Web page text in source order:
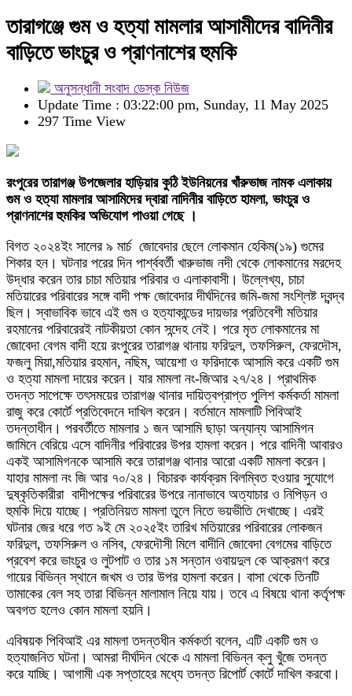
তারাগঞ্জে গুম ও হত্যা মামলার আসামীদের বাদিনীর
বাড়িতে ভাংচুর ও প্রাণনাশের হুমকি
অনুসন্ধানী সংবাদ ডেস্ক নিউজ
Update Time : 03:22:00 pm, Sunday, 11 May 2025
297 Time View
রংপুরের তারাগঞ্জ উপজেলার হাড়িয়ার কুঠি ইউনিয়নের খাঁরুভাজ নামক এলাকায়
গুম ও হত্যা মামলার আসামিদের দ্বারা নাদিনীর বাড়িতে হামলা, ভাংচুর ও
প্রাণনাশের হুমকির অভিযোগ পাওয়া গেছে ।
বিগত ২০২৪ইং সালের ৯ মার্চ জোবেদার ছেলে লোকমান হেকিম(১৯) গুমের
শিকার হন। ঘটনার পরের দিন পার্শ্ববর্তী খারুভাজ নদী থেকে লোকমানের মরদেহ
উদ্ধার করেন তার চাচা মতিয়ার পরিবার ও এলাকাবাসী। উল্লেখ্য, চাচা
মতিয়ারের পরিবারের সঙ্গে বাদী পক্ষ জোবেদার দীর্ঘদিনের জমি-জমা সংশ্লিষ্ট দ্বন্দ্ব
ছিল। স্বাভাবিক ভাবে এই গুম ও হত্যাকান্ডের দায়ভার প্রতিবেশী মতিয়ার
রহমানের পরিবারেরই নাটকীয়তা কোন সন্দেহ নেই। পরে মৃত লোকমানের মা
জোবেদা বেগম বাদী হয়ে রংপুরের তারাগঞ্জ থানায় ফরিদুল, তফসিরুল, ফেরদৌস,
ফজলু মিয়া,মতিয়ার রহমান, নছিম, আয়েশা ও ফরিদাকে আসামি করে একটি গুম
ও হত্যা মামলা দায়ের করেন। যার মামলা নং-জিআর ২৭/২৪। প্রাথমিক
তদন্ত সাপেক্ষে তৎসময়ের তারাগঞ্জ থানার দায়িত্বপ্রাপ্ত পুলিশ কর্মকর্তা মামলা
রাজু করে কোর্টে প্রতিবেদনে দাখিল করেন। বর্তমানে মামলাটি পিবিআই
তদন্তাধীন। পরবর্তীতে মামলার ১ জন আসামি ছাড়া অন্যান্য আসামিগন
জামিনে বেরিয়ে এসে বাদিনীর পরিবারের উপর হামলা করেন। পরে বাদিনী আবারও
একই আসামিগনকে আসামি করে তারাগঞ্জ থানার আরো একটি মামলা করেন।
যাহার মামলা নং জি আর ৭০/২৪। বিচারক কার্যক্রম বিলম্বিত হওয়ার সুযোগে
দুষ্কৃতিকারীরা বাদীপক্ষের পরিবারের উপরে নানাভাবে অত্যাচার ও নিপিড়ন ও
হুমকি দিয়ে যাচ্ছে। প্রতিনিয়ত মামলা তুলে নিতে ভয়ভীতি দেখাচ্ছে। এরই
ঘটনার জের ধরে গত ৯ই মে ২০২৫ইং তারিখ মতিয়ারের পরিবারের লোকজন
ফরিদুল, তফসিরুল ও নসিব, ফেরদৌসী মিলে বাদীনি জোবেদা বেগমের বাড়িতে
প্রবেশ করে ভাংচুর ও লুটপাট ও তার ১ম সন্তান ওবায়দুল কে আক্রমণ করে
গায়ের বিভিন্ন স্থানে জখম ও তার উপর হামলা করেন। বাসা থেকে তিনটি
তামাকের বেল সহ তারা বিভিন্ন মালামাল নিয়ে যায়। তবে এ বিষয়ে থানা কর্তৃপক্ষ
অবগত হলেও কোন মামলা হয়নি।
এবিষয়ক পিবিআই এর মামলা তদন্তধীন কর্মকর্তা বলেন, এটি একটি গুম ও
হত্যাজনিত ঘটনা। আমরা দীর্ঘদিন থেকে এ মামলা বিভিন্ন ক্লু খুঁজে তদন্ত
করে যাচ্ছি। আগামী এক সপ্তাহের মধ্যে তদন্ত রিপোর্ট কোর্টে দাখিল করবো।